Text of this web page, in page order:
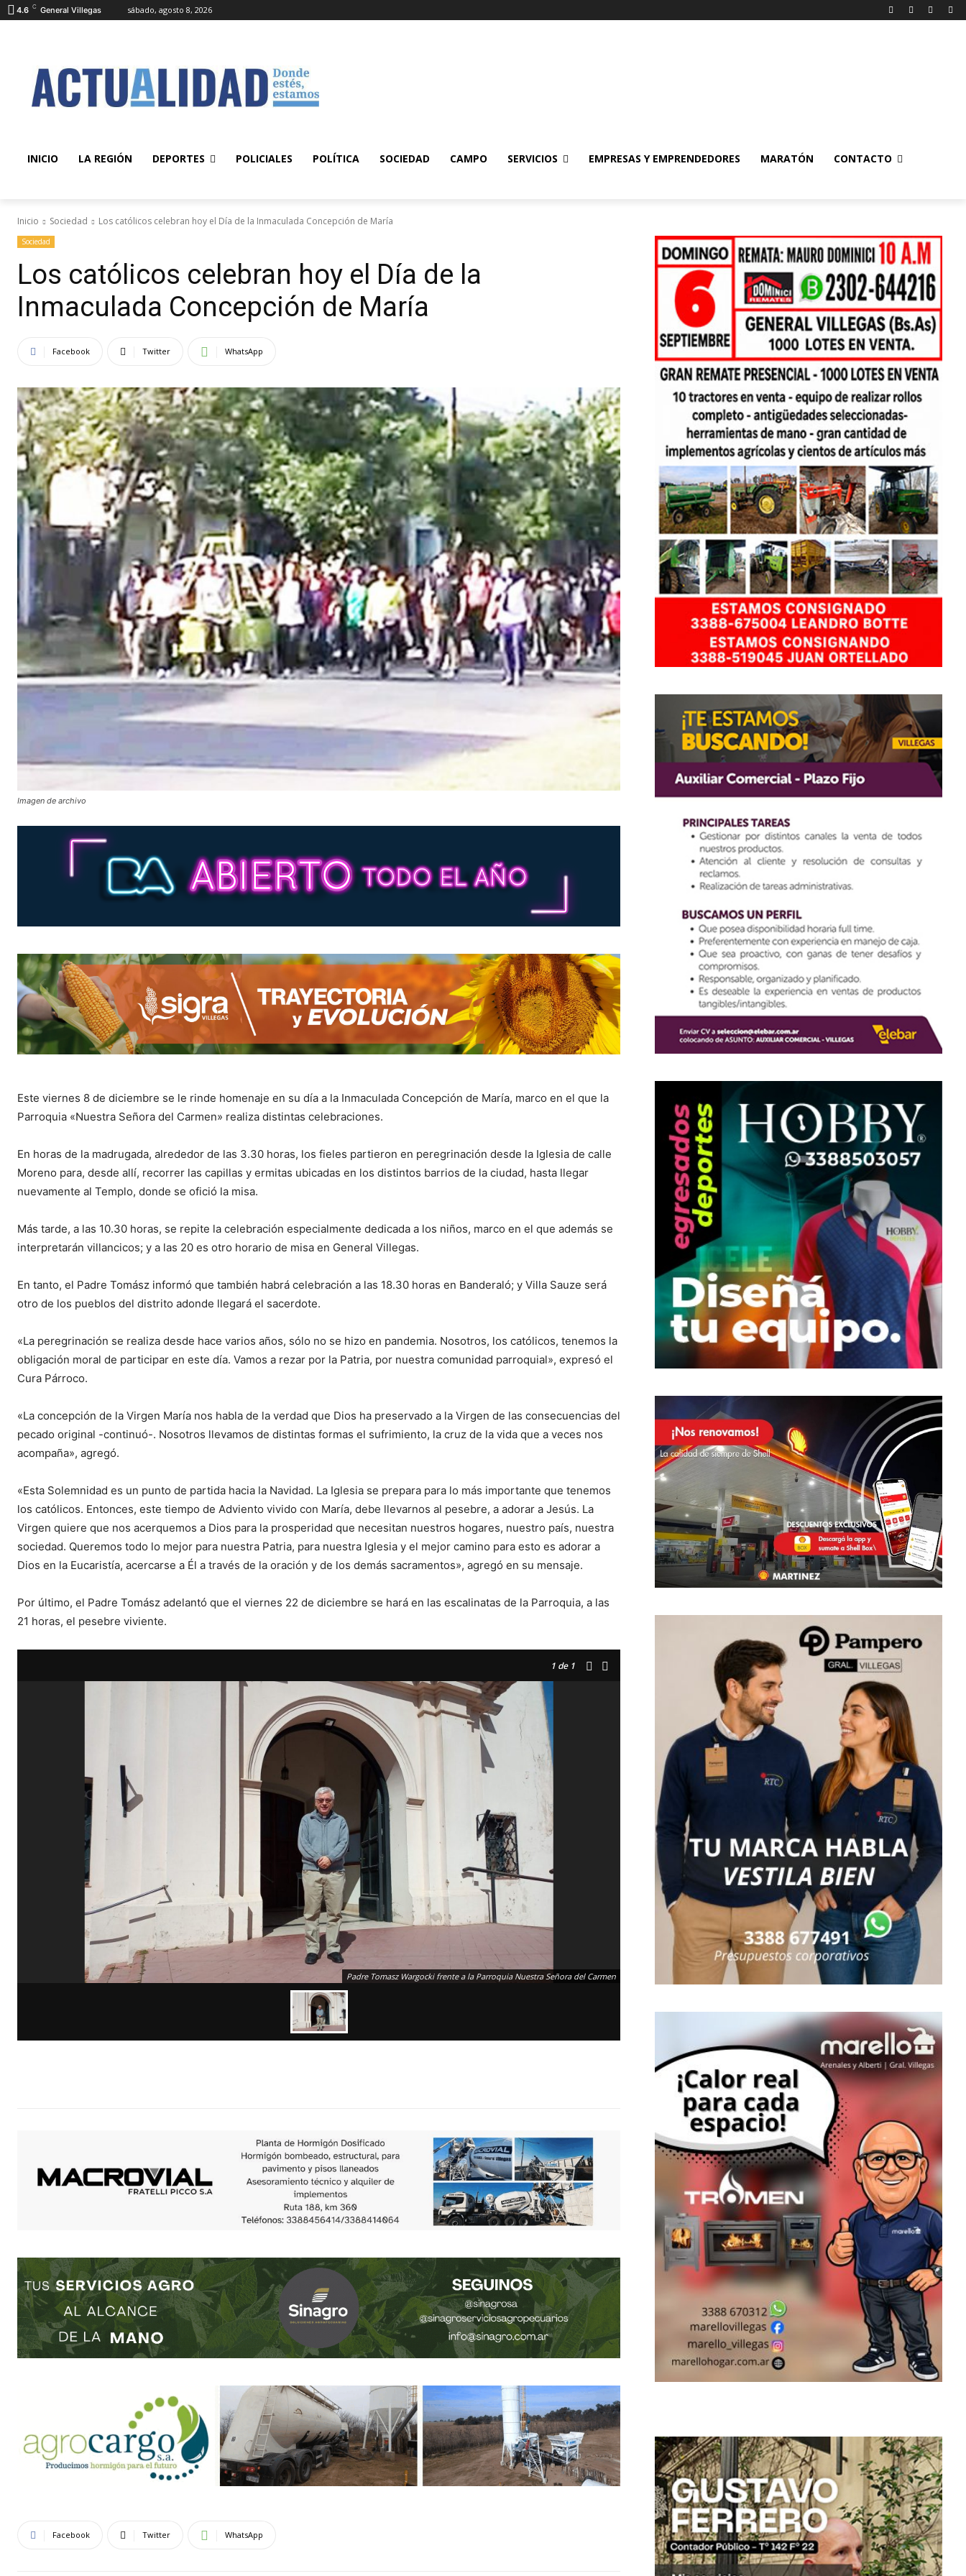
4.6 C General Villegas sábado, agosto 8, 2026
INICIO LA REGIÓN DEPORTES POLICIALES POLÍTICA SOCIEDAD CAMPO SERVICIOS EMPRESAS Y EMPRENDEDORES MARATÓN CONTACTO
Inicio Sociedad Los católicos celebran hoy el Día de la Inmaculada Concepción de María
Sociedad
Los católicos celebran hoy el Día de la
Inmaculada Concepción de María
Facebook Twitter WhatsApp
Imagen de archivo
Este viernes 8 de diciembre se le rinde homenaje en su día a la Inmaculada Concepción de María, marco en el que la
Parroquia «Nuestra Señora del Carmen» realiza distintas celebraciones.
En horas de la madrugada, alrededor de las 3.30 horas, los fieles partieron en peregrinación desde la Iglesia de calle
Moreno para, desde allí, recorrer las capillas y ermitas ubicadas en los distintos barrios de la ciudad, hasta llegar
nuevamente al Templo, donde se ofició la misa.
Más tarde, a las 10.30 horas, se repite la celebración especialmente dedicada a los niños, marco en el que además se
interpretarán villancicos; y a las 20 es otro horario de misa en General Villegas.
En tanto, el Padre Tomász informó que también habrá celebración a las 18.30 horas en Banderaló; y Villa Sauze será
otro de los pueblos del distrito adonde llegará el sacerdote.
«La peregrinación se realiza desde hace varios años, sólo no se hizo en pandemia. Nosotros, los católicos, tenemos la
obligación moral de participar en este día. Vamos a rezar por la Patria, por nuestra comunidad parroquial», expresó el
Cura Párroco.
«La concepción de la Virgen María nos habla de la verdad que Dios ha preservado a la Virgen de las consecuencias del
pecado original -continuó-. Nosotros llevamos de distintas formas el sufrimiento, la cruz de la vida que a veces nos
acompaña», agregó.
«Esta Solemnidad es un punto de partida hacia la Navidad. La Iglesia se prepara para lo más importante que tenemos
los católicos. Entonces, este tiempo de Adviento vivido con María, debe llevarnos al pesebre, a adorar a Jesús. La
Virgen quiere que nos acerquemos a Dios para la prosperidad que necesitan nuestros hogares, nuestro país, nuestra
sociedad. Queremos todo lo mejor para nuestra Patria, para nuestra Iglesia y el mejor camino para esto es adorar a
Dios en la Eucaristía, acercarse a Él a través de la oración y de los demás sacramentos», agregó en su mensaje.
Por último, el Padre Tomász adelantó que el viernes 22 de diciembre se hará en las escalinatas de la Parroquia, a las
21 horas, el pesebre viviente.
1 de 1
Padre Tomasz Wargocki frente a la Parroquia Nuestra Señora del Carmen
Facebook Twitter WhatsApp